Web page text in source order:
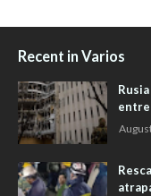
Recent in Varios
entre